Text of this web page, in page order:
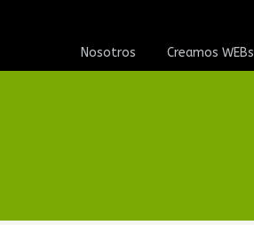
Nosotros Creamos WEBs